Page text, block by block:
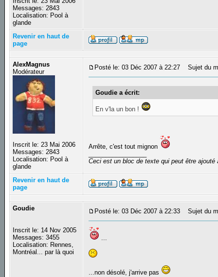
Messages: 2843
Localisation: Pool à
glande
Revenir en haut de
page
AlexMagnus
Modérateur
Inscrit le: 23 Mai 2006
Messages: 2843
Localisation: Pool à
glande
Posté le: 03 Déc 2007 à 22:27 Sujet du
Goudie a écrit:
En v'la un bon !
Arrête, c'est tout mignon
Ceci est un bloc de texte qui peut être
Revenir en haut de
page
Goudie
Inscrit le: 14 Nov 2005
Messages: 3455
Localisation: Rennes,
Montréal... par là quoi
Posté le: 03 Déc 2007 à 22:33 Sujet du
...
...non désolé, j'arrive pas